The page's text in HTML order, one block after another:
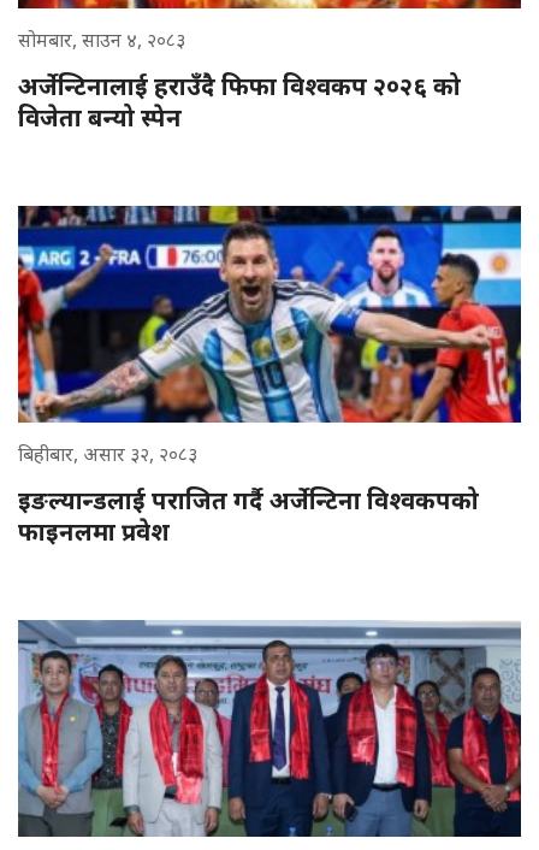
सोमबार, साउन ४, २०८३
अर्जेन्टिनालाई हराउँदै फिफा विश्वकप २०२६ को
विजेता बन्यो स्पेन
बिहीबार, असार ३२, २०८३
इङल्यान्डलाई पराजित गर्दै अर्जेन्टिना विश्वकपको
फाइनलमा प्रवेश